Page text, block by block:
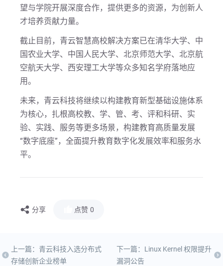
望与学院开展深度合作，提供更多的资源，为创新人
才培养贡献力量。
截止目前，青云智慧高校解决方案已在清华大学、中
国农业大学、中国人民大学、北京师范大学、北京航
空航天大学、西安理工大学等众多知名学府落地应
用。
未来，青云科技将继续以构建教育新型基础设施体系
为核心，扎根高校教、学、管、考、评和科研、实
验、实践、服务等更多场景，构建教育高质量发展
“数字底座”，全面提升教育数字化发展效率和服务水
平。
分享 点赞 0
上一篇：青云科技入选分布式
存储创新企业榜单
下一篇：Linux Kernel 权限提升
漏洞公告